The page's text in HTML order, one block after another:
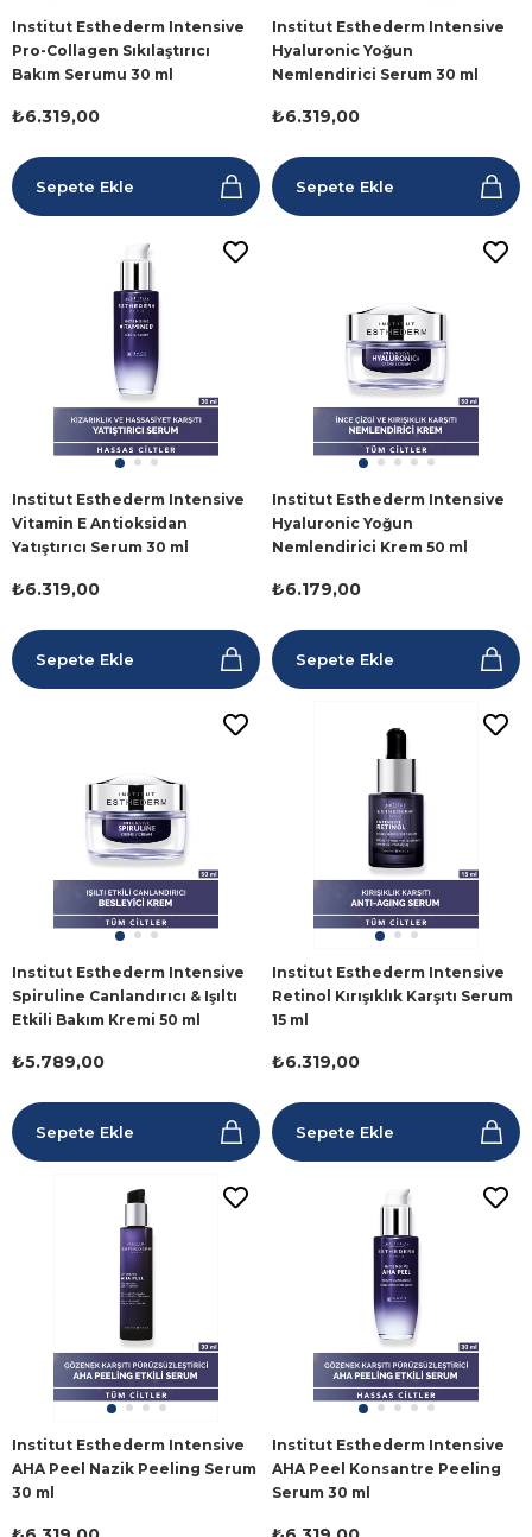
Institut Esthederm Intensive
Pro-Collagen Sıkılaştırıcı
Bakım Serumu 30 ml
₺6.319,00
Sepete Ekle
Institut Esthederm Intensive
Hyaluronic Yoğun
Nemlendirici Serum 30 ml
₺6.319,00
Sepete Ekle
Institut Esthederm Intensive
Vitamin E Antioksidan
Yatıştırıcı Serum 30 ml
₺6.319,00
Sepete Ekle
Institut Esthederm Intensive
Hyaluronic Yoğun
Nemlendirici Krem 50 ml
₺6.179,00
Sepete Ekle
Institut Esthederm Intensive
Spiruline Canlandırıcı & Işıltı
Etkili Bakım Kremi 50 ml
₺5.789,00
Sepete Ekle
Institut Esthederm Intensive
Retinol Kırışıklık Karşıtı Serum
15 ml
₺6.319,00
Sepete Ekle
Institut Esthederm Intensive
AHA Peel Nazik Peeling Serum
30 ml
Institut Esthederm Intensive
AHA Peel Konsantre Peeling
Serum 30 ml